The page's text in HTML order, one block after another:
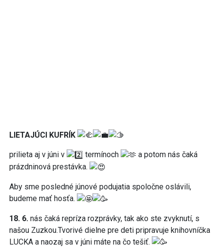
LIETAJÚCI KUFRÍK
prilieta aj v júni v termínoch
a potom nás čaká
prázdninová prestávka.
Aby sme posledné júnové podujatia spoločne oslávili,
budeme mať hosťa.
18. 6. nás čaká repríza rozprávky, tak ako ste zvyknutí, s
našou Zuzkou.Tvorivé dielne pre deti pripravuje knihovníčka
LUCKA a naozaj sa v júni máte na čo tešiť.